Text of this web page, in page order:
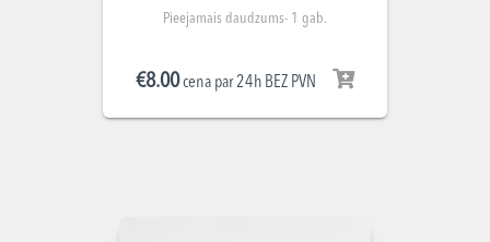
Pieejamais daudzums- 1 gab.
€8.00cena par 24h BEZ PVN